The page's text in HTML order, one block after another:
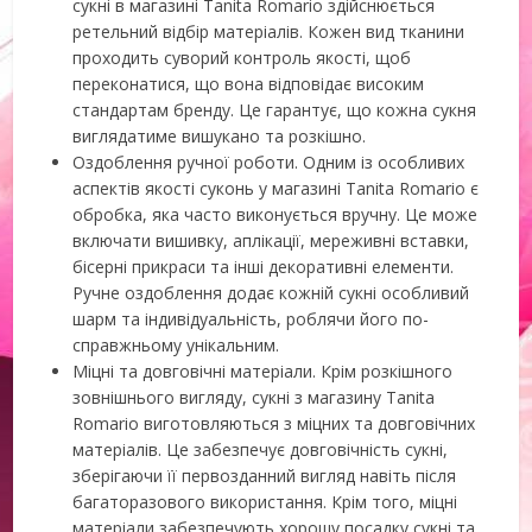
сукні в магазині Tanita Romario здійснюється
ретельний відбір матеріалів. Кожен вид тканини
проходить суворий контроль якості, щоб
переконатися, що вона відповідає високим
стандартам бренду. Це гарантує, що кожна сукня
виглядатиме вишукано та розкішно.
Оздоблення ручної роботи. Одним із особливих
аспектів якості суконь у магазині Tanita Romario є
обробка, яка часто виконується вручну. Це може
включати вишивку, аплікації, мереживні вставки,
бісерні прикраси та інші декоративні елементи.
Ручне оздоблення додає кожній сукні особливий
шарм та індивідуальність, роблячи його по-
справжньому унікальним.
Міцні та довговічні матеріали. Крім розкішного
зовнішнього вигляду, сукні з магазину Tanita
Romario виготовляються з міцних та довговічних
матеріалів. Це забезпечує довговічність сукні,
зберігаючи її первозданний вигляд навіть після
багаторазового використання. Крім того, міцні